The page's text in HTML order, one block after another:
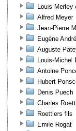
Louis Merley
Alfred Meyer
Jean-Pierre
Eugène
Auguste
Louis-Michel
Antoine
Hubert
Denis Puech
Charles
Roettiers fils
Emile Rogat